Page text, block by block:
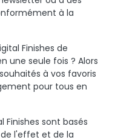
à la
Finishes de
une seule fois ? Alors
à vos favoris
pour tous en
Finishes sont basés
l'effet et de la